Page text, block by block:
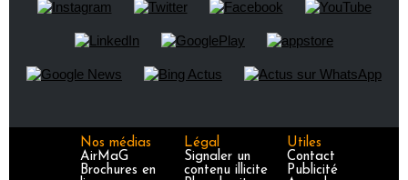
Nos médias
AirMaG
Brochures en
Légal
Signaler un
contenu illicite
Utiles
Contact
Publicité